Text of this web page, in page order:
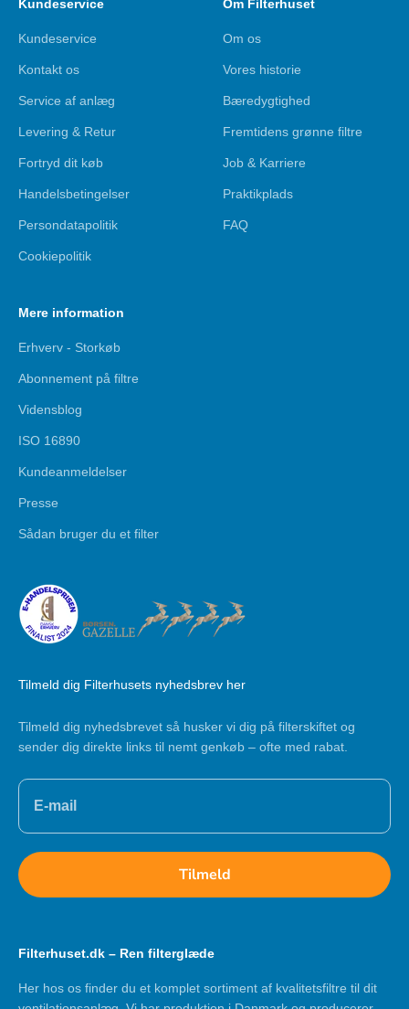
Kundeservice
Kundeservice
Kontakt os
Service af anlæg
Levering & Retur
Fortryd dit køb
Handelsbetingelser
Persondatapolitik
Cookiepolitik
Om Filterhuset
Om os
Vores historie
Bæredygtighed
Fremtidens grønne filtre
Job & Karriere
Praktikplads
FAQ
Mere information
Erhverv - Storkøb
Abonnement på filtre
Vidensblog
ISO 16890
Kundeanmeldelser
Presse
Sådan bruger du et filter
Tilmeld dig Filterhusets nyhedsbrev her
Tilmeld dig nyhedsbrevet så husker vi dig på filterskiftet og
sender dig direkte links til nemt genkøb – ofte med rabat.
Tilmeld
Filterhuset.dk – Ren filterglæde
Her hos os finder du et komplet sortiment af kvalitetsfiltre til dit